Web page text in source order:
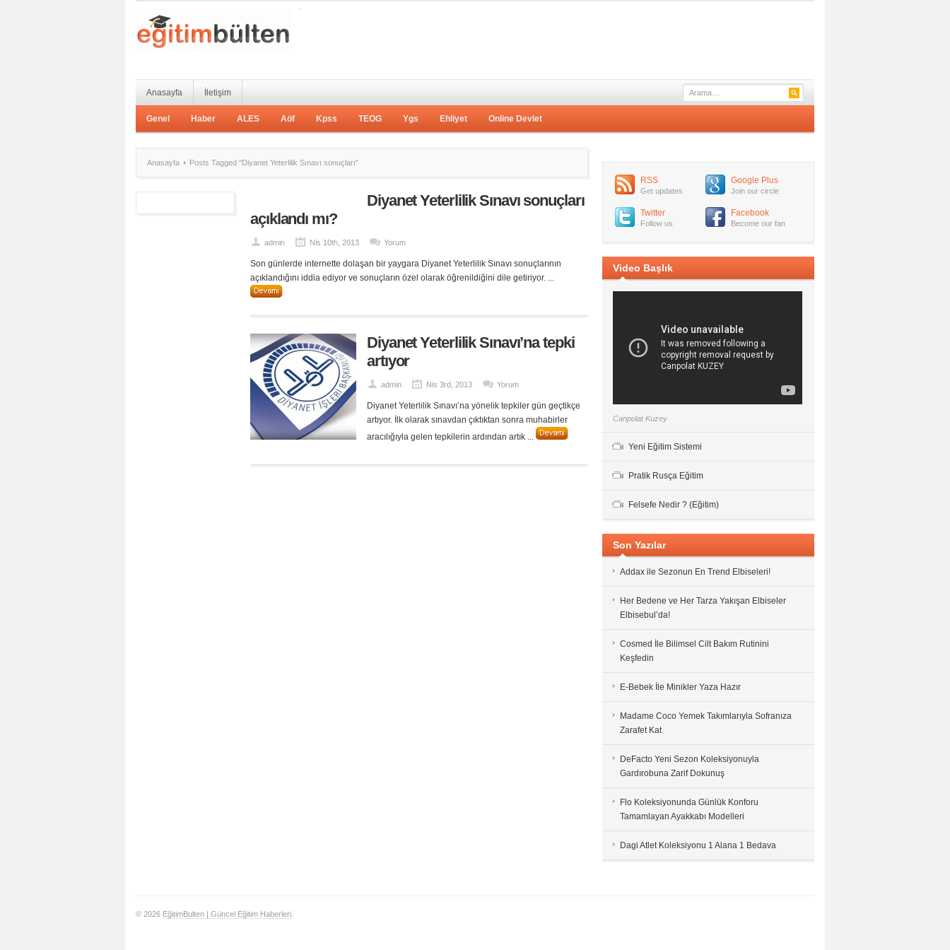
Anasayfa İletişim
Genel Haber ALES Aöf Kpss TEOG Ygs Ehliyet Online Devlet
Anasayfa Posts Tagged "Diyanet Yeterlilik Sınavı sonuçları"
Diyanet Yeterlilik Sınavı sonuçları
açıklandı mı?
admin Nis 10th, 2013 Yorum
Son günlerde internette dolaşan bir yaygara Diyanet Yeterlilik Sınavı sonuçlarının
açıklandığını iddia ediyor ve sonuçların özel olarak öğrenildiğini dile getiriyor. ...
Diyanet Yeterlilik Sınavı’na tepki
artıyor
admin Nis 3rd, 2013 Yorum
Diyanet Yeterlilik Sınavı’na yönelik tepkiler gün geçtikçe
artıyor. İlk olarak sınavdan çıktıktan sonra muhabirler
aracılığıyla gelen tepkilerin ardından artık ...
RSS
Get updates
Google Plus
Join our circle
Twitter
Follow us
Facebook
Become our fan
Video Başlık
Canpolat Kuzey
Yeni Eğitim Sistemi
Pratik Rusça Eğitim
Felsefe Nedir ? (Eğitim)
Son Yazılar
Addax ile Sezonun En Trend Elbiseleri!
Her Bedene ve Her Tarza Yakışan Elbiseler
Elbisebul’da!
Cosmed İle Bilimsel Cilt Bakım Rutinini
Keşfedin
E-Bebek İle Minikler Yaza Hazır
Madame Coco Yemek Takımlarıyla Sofranıza
Zarafet Kat
DeFacto Yeni Sezon Koleksiyonuyla
Gardırobuna Zarif Dokunuş
Flo Koleksiyonunda Günlük Konforu
Tamamlayan Ayakkabı Modelleri
Dagi Atlet Koleksiyonu 1 Alana 1 Bedava
© 2026 EğitimBulten | Güncel Eğitim Haberleri